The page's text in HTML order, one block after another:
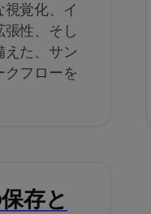
視覚化、イ
張性、そし
えた、サン
クフローを
存と